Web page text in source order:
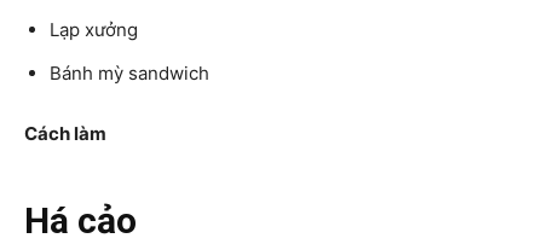
Lạp xưởng
Bánh mỳ sandwich
Cách làm
Há cảo